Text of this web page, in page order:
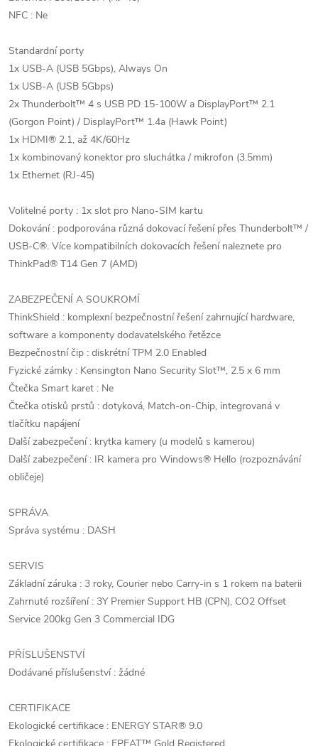
NFC : Ne
Standardní porty
1x USB-A (USB 5Gbps), Always On
1x USB-A (USB 5Gbps)
2x Thunderbolt™ 4 s USB PD 15-100W a DisplayPort™ 2.1
(Gorgon Point) / DisplayPort™ 1.4a (Hawk Point)
1x HDMI® 2.1, až 4K/60Hz
1x kombinovaný konektor pro sluchátka / mikrofon (3.5mm)
1x Ethernet (RJ-45)
Volitelné porty : 1x slot pro Nano-SIM kartu
Dokování : podporována různá dokovací řešení přes Thunderbolt™ /
USB-C®. Více kompatibilních dokovacích řešení naleznete pro
ThinkPad® T14 Gen 7 (AMD)
ZABEZPEČENÍ A SOUKROMÍ
ThinkShield : komplexní bezpečnostní řešení zahrnující hardware,
software a komponenty dodavatelského řetězce
Bezpečnostní čip : diskrétní TPM 2.0 Enabled
Fyzické zámky : Kensington Nano Security Slot™, 2.5 x 6 mm
Čtečka Smart karet : Ne
Čtečka otisků prstů : dotyková, Match-on-Chip, integrovaná v
tlačítku napájení
Další zabezpečení : krytka kamery (u modelů s kamerou)
Další zabezpečení : IR kamera pro Windows® Hello (rozpoznávání
obličeje)
SPRÁVA
Správa systému : DASH
SERVIS
Základní záruka : 3 roky, Courier nebo Carry-in s 1 rokem na baterii
Zahrnuté rozšíření : 3Y Premier Support HB (CPN), CO2 Offset
Service 200kg Gen 3 Commercial IDG
PŘÍSLUŠENSTVÍ
Dodávané příslušenství : žádné
CERTIFIKACE
Ekologické certifikace : ENERGY STAR® 9.0